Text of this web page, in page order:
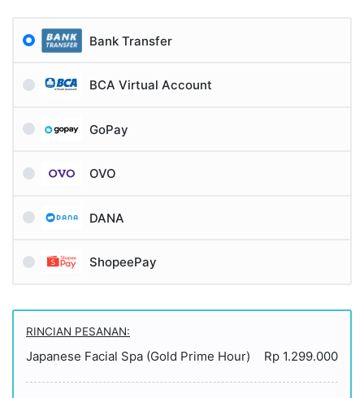
Bank Transfer
BCA Virtual Account
GoPay
OVO
DANA
ShopeePay
RINCIAN PESANAN:
Japanese Facial Spa (Gold Prime Hour) Rp 1.299.000